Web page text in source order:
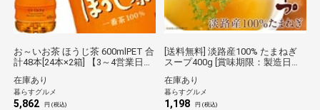
お～いお茶 ほうじ茶 600mlPET 合
計48本[24本×2箱] 【3～4営業日以
庫C★
在庫あり
暮らすグルメ
5,862 円 (税込)
[送料無料] 淡路産100% たまねぎ
スープ400g [賞味期限：製造日よ
［メール便（代引不可）］【3～4
営業日以内に出荷】
在庫あり
暮らすグルメ
1,198 円 (税込)